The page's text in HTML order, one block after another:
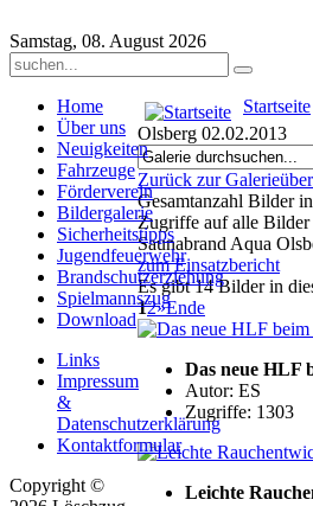
Samstag, 08. August 2026
Startseite
Olsberg 02.02.2013
Zurück zur
Gesamtanzahl Bilder
Zugriffe auf alle Bilder
Saunabrand Aqua
zum Einsatzbericht
Es gibt 14 Bilder in
12»Ende
Das neue HLF
Autor: ES
Zugriffe: 1303
Leichte
Home
Über uns
Neuigkeiten
Fahrzeuge
Förderverein
Bildergalerie
Sicherheitstipps
Jugendfeuerwehr
Brandschutzerziehung
Spielmannszug
Download
Links
Impressum
&
Datenschutzerklärung
Kontaktformular
Copyright ©